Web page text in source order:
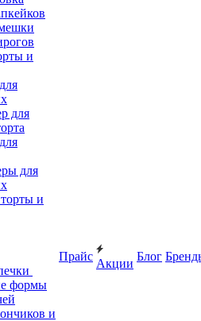
и
для
для
и
формы
и
Прайс
Акции
Блог